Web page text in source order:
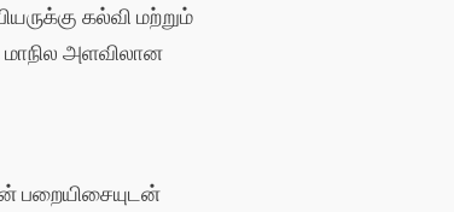
கல்வி மற்றும்
அளவிலான
பறையிசையுடன்